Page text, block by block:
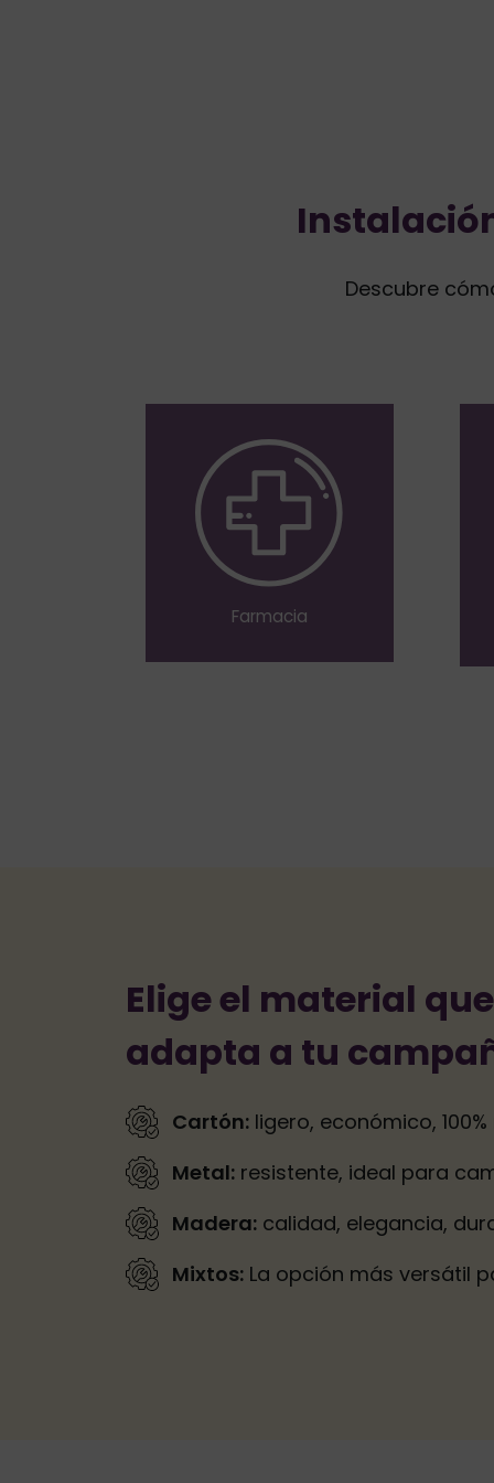
Descubre
Farmacia
Elige el material
adapta a tu
Cartón: ligero, económico,
Metal: resistente, ideal para
Madera: calidad, elegancia,
Mixtos: La opción más versátil